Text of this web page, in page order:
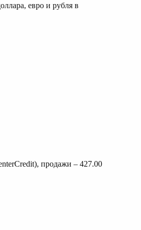
евро и рубля в
продажи – 427.00